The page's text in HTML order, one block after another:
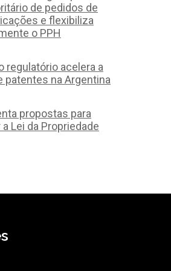
de pedidos de
e flexibiliza
o PPH
regulatório acelera a
patentes na Argentina
propostas para
Lei da Propriedade